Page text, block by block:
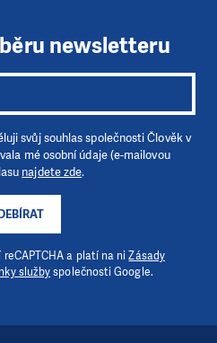
newsletteru
svůj souhlas společnosti Člověk v
mé osobní údaje (e-mailovou
najdete zde.
a platí na niZásady
službyspolečnosti Google.